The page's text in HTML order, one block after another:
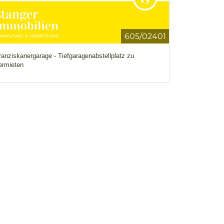
605/02401
- Tiefgaragenabstellplatz zu